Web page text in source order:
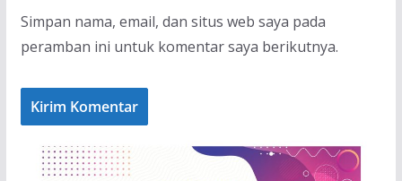
Simpan nama, email, dan situs web saya pada
peramban ini untuk komentar saya berikutnya.